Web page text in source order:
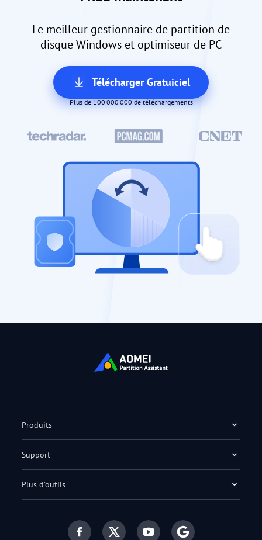
Le meilleur gestionnaire de partition de
disque Windows et optimiseur de PC
Télécharger Gratuiciel
Plus de 100 000 000 de téléchargements
Produits
Support
Plus d'outils